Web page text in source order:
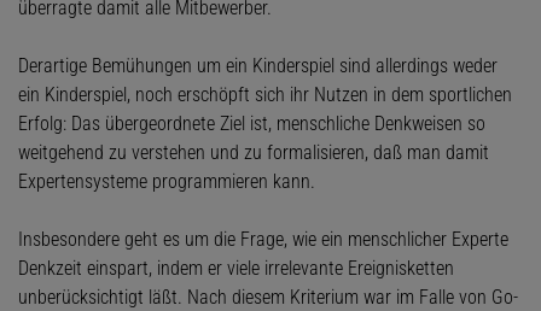
überragte damit alle Mitbewerber.
Derartige Bemühungen um ein Kinderspiel sind allerdings weder
ein Kinderspiel, noch erschöpft sich ihr Nutzen in dem sportlichen
Erfolg: Das übergeordnete Ziel ist, menschliche Denkweisen so
weitgehend zu verstehen und zu formalisieren, daß man damit
Expertensysteme programmieren kann.
Insbesondere geht es um die Frage, wie ein menschlicher Experte
Denkzeit einspart, indem er viele irrelevante Ereignisketten
unberücksichtigt läßt. Nach diesem Kriterium war im Falle von Go-